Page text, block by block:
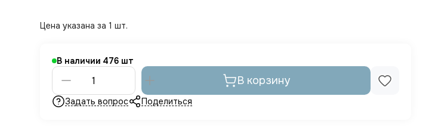
Цена указана за 1 шт.
В наличии 476
В корзину
Задать вопрос Поделиться